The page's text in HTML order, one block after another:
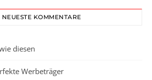
NEUESTE KOMMENTARE
diesen
Werbeträger